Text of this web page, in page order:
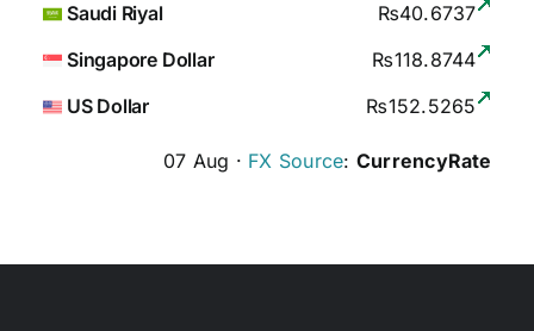
Saudi Riyal
₨40.6737
Singapore Dollar
₨118.8744
US Dollar
₨152.5265
07 Aug · FX Source: CurrencyRate